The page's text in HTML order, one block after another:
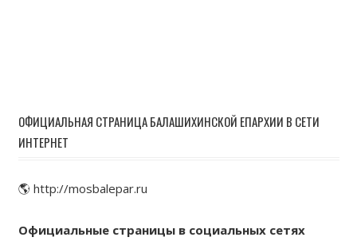
ОФИЦИАЛЬНАЯ СТРАНИЦА БАЛАШИХИНСКОЙ ЕПАРХИИ В СЕТИ
ИНТЕРНЕТ
🌎 http://mosbalepar.ru
Официальные страницы в социальных сетях